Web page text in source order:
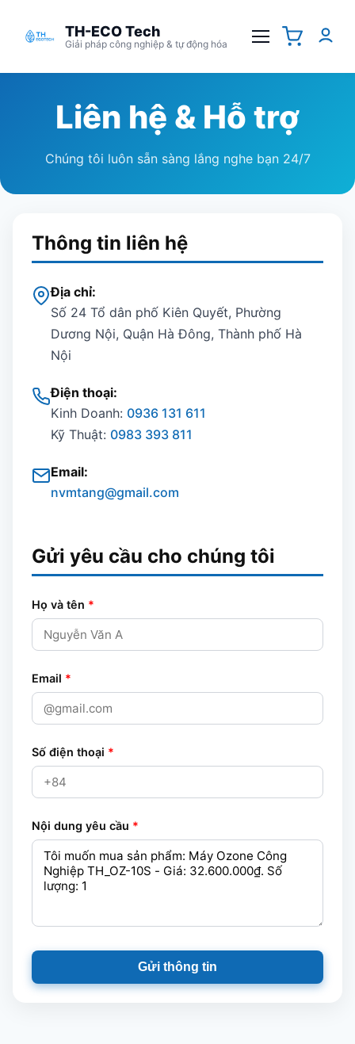
TH-ECO Tech
Giải pháp công nghiệp & tự động hóa
Liên hệ & Hỗ trợ
Chúng tôi luôn sẵn sàng lắng nghe bạn 24/7
Thông tin liên hệ
Địa chỉ:
Số 24 Tổ dân phố Kiên Quyết, Phường
Dương Nội, Quận Hà Đông, Thành phố Hà
Nội
Điện thoại:
Kinh Doanh: 0936 131 611
Kỹ Thuật: 0983 393 811
Email:
nvmtang@gmail.com
Gửi yêu cầu cho chúng tôi
Họ và tên *
Email *
Số điện thoại *
Nội dung yêu cầu *
Gửi thông tin